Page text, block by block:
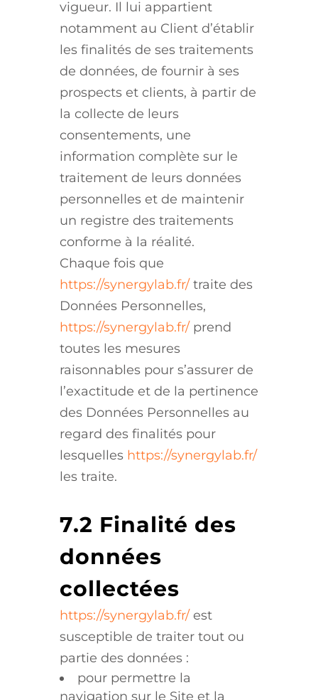
vigueur. Il lui appartient
notamment au Client d’établir
les finalités de ses traitements
de données, de fournir à ses
prospects et clients, à partir de
la collecte de leurs
consentements, une
information complète sur le
traitement de leurs données
personnelles et de maintenir
un registre des traitements
conforme à la réalité.
Chaque fois que
https://synergylab.fr/ traite des
Données Personnelles,
https://synergylab.fr/ prend
toutes les mesures
raisonnables pour s’assurer de
l’exactitude et de la pertinence
des Données Personnelles au
regard des finalités pour
lesquelles https://synergylab.fr/
les traite.
7.2 Finalité des
données
collectées
https://synergylab.fr/ est
susceptible de traiter tout ou
partie des données :
pour permettre la
navigation sur le Site et la